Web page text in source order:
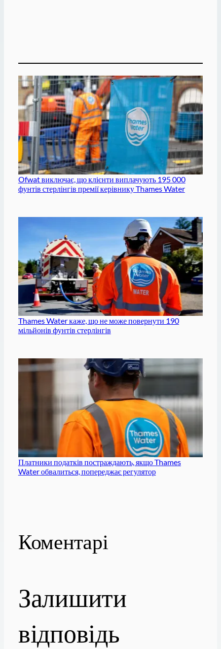
Ofwat виключає, що клієнти виплачують 195 000
фунтів стерлінгів премії керівнику Thames Water
Thames Water каже, що не може повернути 190
мільйонів фунтів стерлінгів
Платники податків постраждають, якщо Thames
Water обвалиться, попереджає регулятор
Коментарі
Залишити
відповідь